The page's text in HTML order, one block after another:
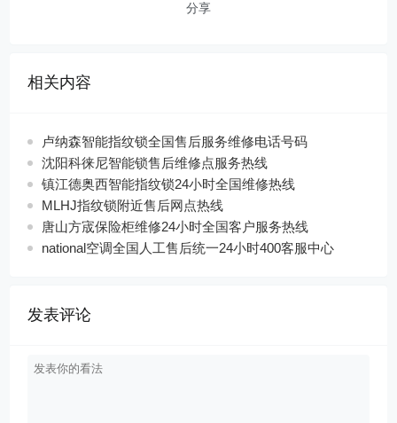
分享
相关内容
卢纳森智能指纹锁全国售后服务维修电话号码
沈阳科徕尼智能锁售后维修点服务热线
镇江德奥西智能指纹锁24小时全国维修热线
MLHJ指纹锁附近售后网点热线
唐山方宬保险柜维修24小时全国客户服务热线
national空调全国人工售后统一24小时400客服中心
发表评论